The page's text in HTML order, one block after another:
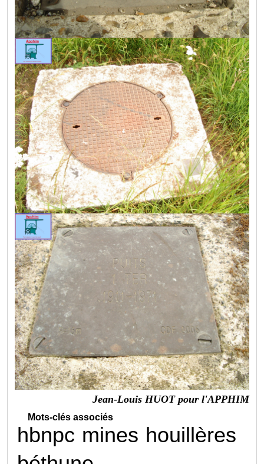
Jean-Louis HUOT pour l'APPHIM
Mots-clés associés
hbnpc mines houillères